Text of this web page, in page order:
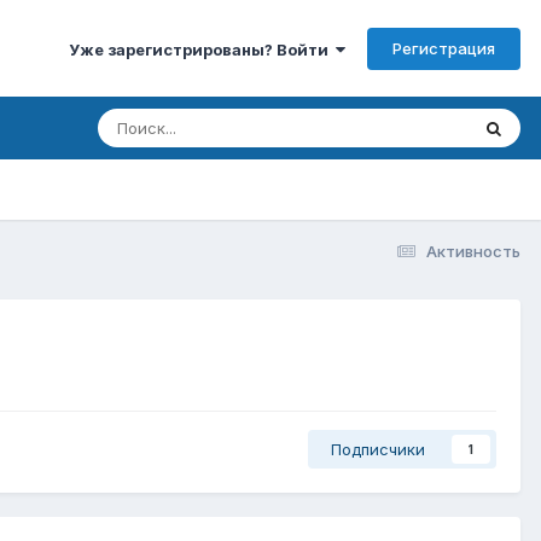
Уже зарегистрированы? Войти Регистрация
Активность
Подписчики 1